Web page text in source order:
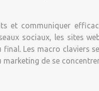
et communiquer
sociaux, les sites
Les macro claviers
de se